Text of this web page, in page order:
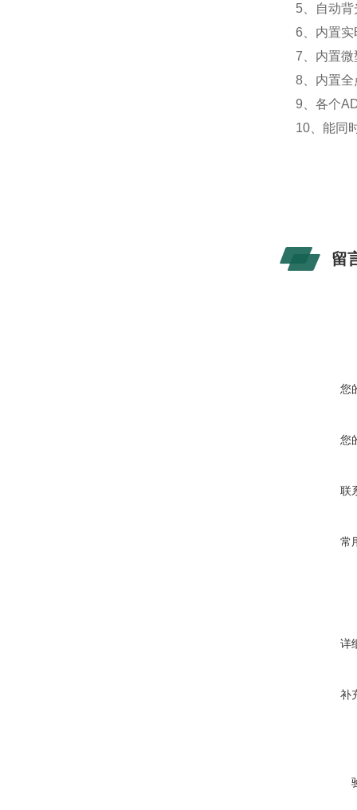
5、自动
6、内置
7、内置
8、内置
9、各个
10、能同
留
您
您
联
常
详
补